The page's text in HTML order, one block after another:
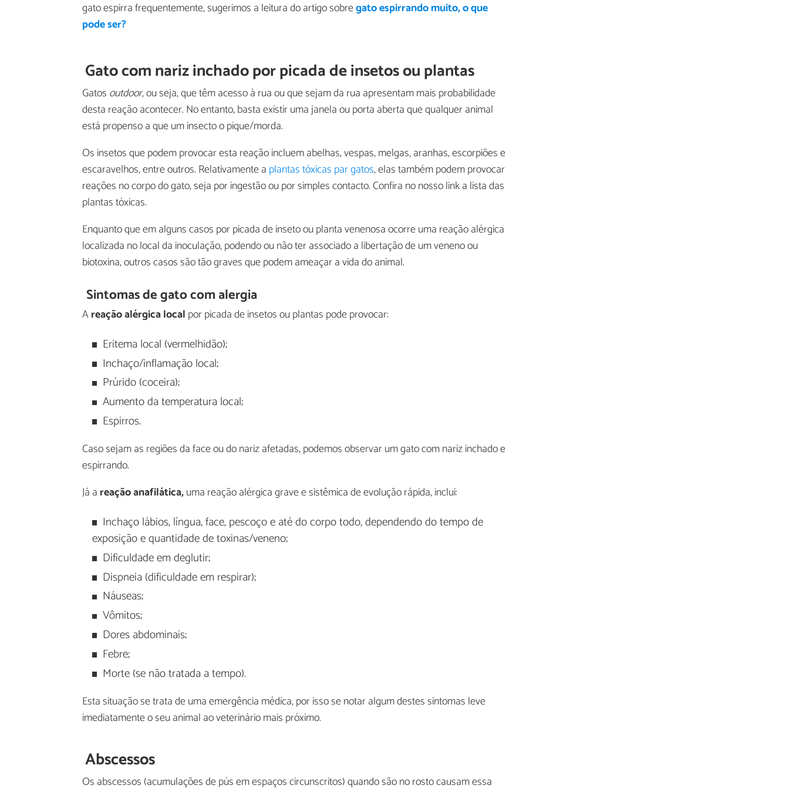
gato espirra frequentemente, sugerimos a leitura do artigo sobregato espirrando muito, o que
pode ser?
Gato com nariz inchado por picada de insetos ou plantas
Gatos outdoor, ou seja, que têm acesso à rua ou que sejam da rua apresentam mais probabilidade
desta reação acontecer. No entanto, basta existir uma janela ou porta aberta que qualquer animal
está propenso a que um insecto o pique/morda.
Os insetos que podem provocar esta reação incluem abelhas, vespas, melgas, aranhas, escorpiões e
escaravelhos, entre outros. Relativamente a plantas tóxicas par gatos, elas também podem provocar
reações no corpo do gato, seja por ingestão ou por simples contacto. Confira no nosso link a lista das
plantas tóxicas.
Enquanto que em alguns casos por picada de inseto ou planta venenosa ocorre uma reação alérgica
localizada no local da inoculação, podendo ou não ter associado a libertação de um veneno ou
biotoxina, outros casos são tão graves que podem ameaçar a vida do animal.
Sintomas de gato com alergia
Areação alérgica local por picada de insetos ou plantas pode provocar:
Eritema local (vermelhidão);
Inchaço/inflamação local;
Prúrido (coceira);
Aumento da temperatura local;
Espirros.
Caso sejam as regiões da face ou do nariz afetadas, podemos observar um gato com nariz inchado e
espirrando.
Já a reação anafilática,uma reação alérgica grave e sistêmica de evolução rápida, inclui:
Inchaço lábios, língua, face, pescoço e até do corpo todo, dependendo do tempo de
exposição e quantidade de toxinas/veneno;
Dificuldade em deglutir;
Dispneia (dificuldade em respirar);
Náuseas;
Vômitos;
Dores abdominais;
Febre;
Morte (se não tratada a tempo).
Esta situação se trata de uma emergência médica, por isso se notar algum destes sintomas leve
imediatamente o seu animal ao veterinário mais próximo.
Abscessos
Os abscessos (acumulações de pús em espaços circunscritos) quando são no rosto causam essa